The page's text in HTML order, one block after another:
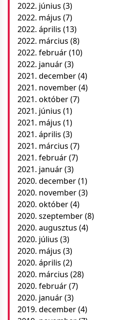
2022. június (3)
2022. május (7)
2022. április (13)
2022. március (8)
2022. február(10)
2022. január(3)
2021. december(4)
2021. november(4)
2021. október(7)
2021. június (1)
2021. május (1)
2021. április (3)
2021. március (7)
2021. február(7)
2021. január(3)
2020. december(1)
2020. november(3)
2020. október(4)
2020. szeptember(8)
2020. augusztus (4)
2020. július (3)
2020. május (3)
2020. április (2)
2020. március (28)
2020. február(7)
2020. január(3)
2019. december(4)